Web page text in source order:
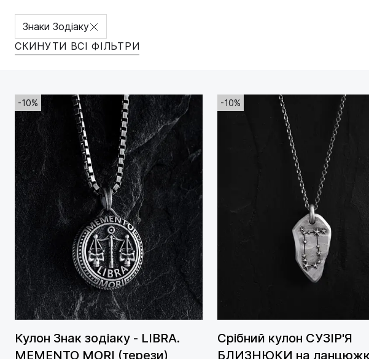
Знаки Зодіаку
СКИНУТИ ВСІ ФІЛЬТРИ
-10%
Кулон Знак зодіаку - LIBRA.
MEMENTO MORI (терези)
-10%
Срібний кулон СУЗІР'Я
БЛИЗНЮКИ на